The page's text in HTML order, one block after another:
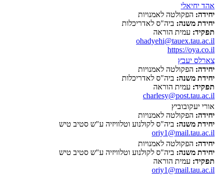
אהד יחיאלי
יחידה: הפקולטה לאמנויות
יחידת משנה: ביה"ס לאדריכלות
תפקיד: עמית הוראה
ohadyehi@tauex.tau.ac.il
https://oya.co.il
צארלס יעבץ
יחידה: הפקולטה לאמנויות
יחידת משנה: ביה"ס לאדריכלות
תפקיד: עמית הוראה
charlesy@post.tau.ac.il
אורי יעקובוביץ
יחידה: הפקולטה לאמנויות
יחידת משנה: ביה"ס לקולנוע וטלוויזיה ע"ש סטיב טיש
oriy1@mail.tau.ac.il
יחידה: הפקולטה לאמנויות
יחידת משנה: ביה"ס לקולנוע וטלוויזיה ע"ש סטיב טיש
תפקיד: עמית הוראה
oriy1@mail.tau.ac.il